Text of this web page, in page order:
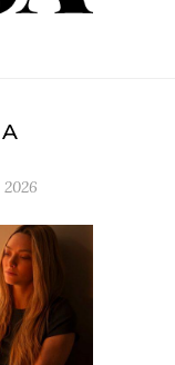
2026